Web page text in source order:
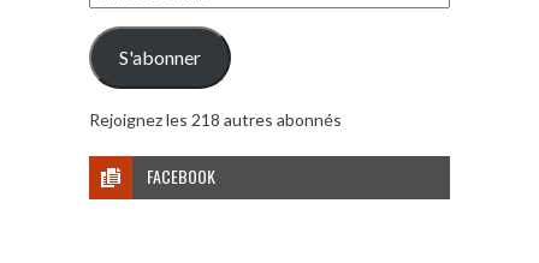
e-
mail
S'abonner
Rejoignez les 218 autres abonnés
FACEBOOK